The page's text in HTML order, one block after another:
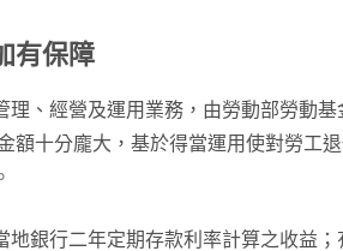
有保障
理、經營及運用業務，由勞動部勞動基
額十分龐大，基於得當運用使對勞工
銀行二年定期存款利率計算之收益；